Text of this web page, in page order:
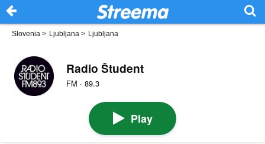
Slovenia > Ljubljana > Ljubljana
Radio Študent
FM · 89.3
Play